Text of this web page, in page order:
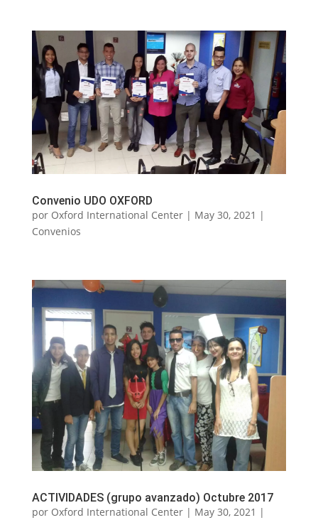
Convenio UDO OXFORD
por Oxford International Center| May 30, 2021 |
Convenios
ACTIVIDADES (grupo avanzado) Octubre 2017
por Oxford International Center| May 30, 2021 |